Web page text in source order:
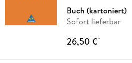
Buch (kartoniert)
Sofort lieferbar
26,50 €*